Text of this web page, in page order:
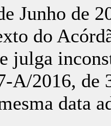
Junho de
do
julga
A/2016,
data